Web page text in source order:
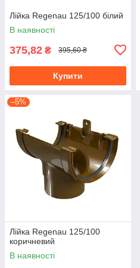
Лійка Regenau 125/100 білий
В наявності
375,82 ₴ 395,60 ₴
Купити
–5%
Лійка Regenau 125/100
коричневий
В наявності